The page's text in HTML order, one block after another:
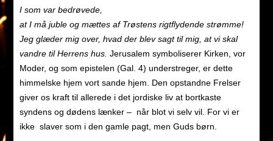
I som var bedrøvede,
at I må juble og mættes af Trøstens rigtflydende strømme!
Jeg glæder mig over, hvad der blev sagt til mig, at vi skal
vandre til Herrens hus. Jerusalem symboliserer Kirken, vor
Moder, og som epistelen (Gal. 4) understreger, er dette
himmelske hjem vort sande hjem. Den opstandne Frelser
giver os kraft til allerede i det jordiske liv at bortkaste
syndens og dødens lænker – når blot vi selv vil. For vi er
ikke slaver som i den gamle pagt, men Guds børn.